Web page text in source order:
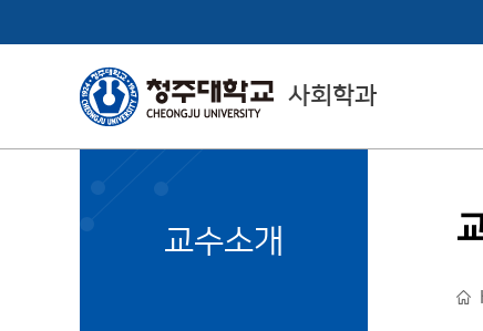
사회학과
College of
Social Sciences
교수소개